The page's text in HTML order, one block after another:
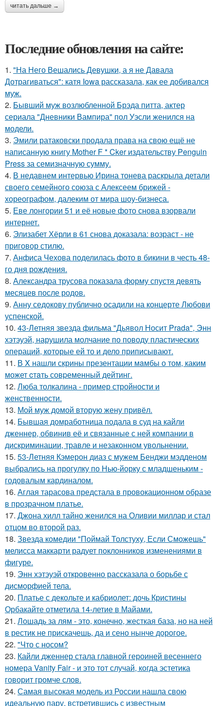
читать дальше →
Последние обновления на сайте:
1. "На Него Вешались Девушки, а я не Давала
Дотрагиваться": катя Iowa рассказала, как ее добивался
муж.
2. Бывший муж возлюбленной Брэда питта, актер
сериала "Дневники Вампира" пол Уэсли женился на
модели.
3. Эмили ратаковски продала права на свою ещё не
написанную книгу Mother F * Cker издательству Penguin
Press за семизначную сумму.
4. В недавнем интервью Ирина тонева раскрыла детали
своего семейного союза с Алексеем брижей -
хореографом, далеким от мира шоу-бизнеса.
5. Еве лонгории 51 и её новые фото снова взорвали
интернет.
6. Элизабет Хёрли в 61 снова доказала: возраст - не
приговор стилю.
7. Анфиса Чехова поделилась фото в бикини в честь 48-
го дня рождения.
8. Александра трусова показала форму спустя девять
месяцев после родов.
9. Анну седокову публично осадили на концерте Любови
успенской.
10. 43-Летняя звезда фильма "Дьявол Носит Prada", Энн
хэтэуэй, нарушила молчание по поводу пластических
операций, которые ей то и дело приписывают.
11. В X нашли скрины презентации мaмбы о том, каким
может cтaть совpеменный дейтинг.
12. Люба толкалина - пример стройности и
женственности.
13. Мой муж домой вторую жену привёл.
14. Бывшая домработница подала в суд на кайли
дженнер, обвинив её и связанные с ней компании в
дискриминации, травле и незаконном увольнении.
15. 53-Летняя Кэмерон диаз с мужем Бенджи мэдденом
выбрались на прогулку по Нью-йорку с младшеньким -
годовалым кардиналом.
16. Аглая тарасова предстала в провокационном образе
в прозрачном платье.
17. Джона хилл тайно женился на Оливии миллар и стал
отцом во второй раз.
18. Звезда комедии "Поймай Толстуху, Если Сможешь"
мелисса маккарти радует поклонников изменениями в
фигуре.
19. Энн хэтэуэй откровенно рассказала о борьбе с
дисморфией тела.
20. Платье с декольте и кабриолет: дочь Кристины
Орбакайте отметила 14-летие в Майами.
21. Лошадь за лям - это, конечно, жесткая база, но на ней
в рестик не прискачешь, да и сено нынче дорогое.
22. "Что с носом?
23. Кайли дженнер стала главной героиней весеннего
номера Vanity Fair - и это тот случай, когда эстетика
говорит громче слов.
24. Самая высокая модель из России нашла свою
идеальную пару, встретившись с известным